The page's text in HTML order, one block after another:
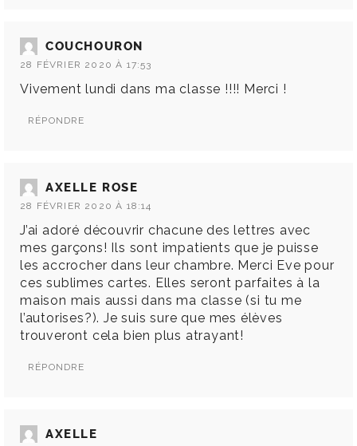
COUCHOURON
28 FÉVRIER 2020 À 17:53
Vivement lundi dans ma classe !!!! Merci !
RÉPONDRE
AXELLE ROSE
28 FÉVRIER 2020 À 18:14
J’ai adoré découvrir chacune des lettres avec
mes garçons! Ils sont impatients que je puisse
les accrocher dans leur chambre. Merci Eve pour
ces sublimes cartes. Elles seront parfaites à la
maison mais aussi dans ma classe (si tu me
l’autorises?). Je suis sure que mes élèves
trouveront cela bien plus atrayant!
RÉPONDRE
AXELLE